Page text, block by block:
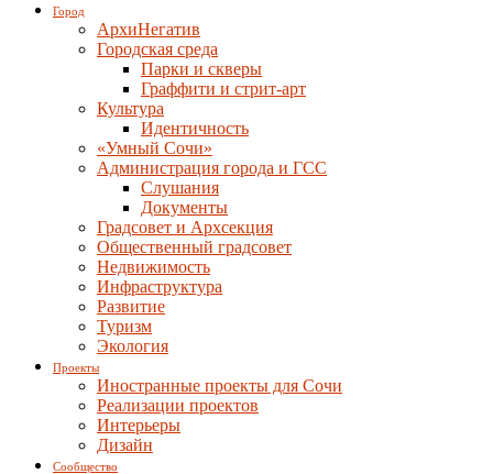
Город
АрхиНегатив
Городская среда
Парки и скверы
Граффити и стрит-арт
Культура
Идентичность
«Умный Сочи»
Администрация города и ГСС
Слушания
Документы
Градсовет и Архсекция
Общественный градсовет
Недвижимость
Инфраструктура
Развитие
Туризм
Экология
Проекты
Иностранные проекты для Сочи
Реализации проектов
Интерьеры
Дизайн
Сообщество